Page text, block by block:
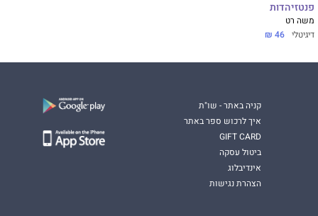
פנטזיהדות
משה רט
דיגיטלי 46 ₪
קניה באתר - שו"ת
איך לרכוש ספר באתר
GIFT CARD
ביטול עסקה
אינדיבלוג
הצהרת נגישות